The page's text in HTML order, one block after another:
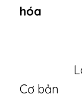
hóa
Cơ bản